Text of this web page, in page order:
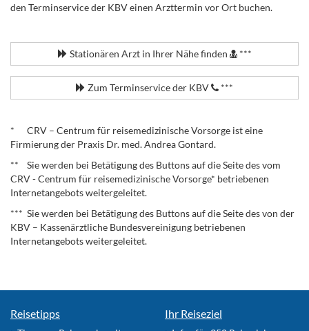
den Terminservice der KBV einen Arzttermin vor Ort buchen.
Stationären Arzt in Ihrer Nähe finden ***
Zum Terminservice der KBV ***
* CRV – Centrum für reisemedizinische Vorsorge ist eine
Firmierung der Praxis Dr. med. Andrea Gontard.
** Sie werden bei Betätigung des Buttons auf die Seite des vom
CRV - Centrum für reisemedizinische Vorsorge* betriebenen
Internetangebots weitergeleitet.
*** Sie werden bei Betätigung des Buttons auf die Seite des von der
KBV – Kassenärztliche Bundesvereinigung betriebenen
Internetangebots weitergeleitet.
Reisetipps Ihr Reiseziel